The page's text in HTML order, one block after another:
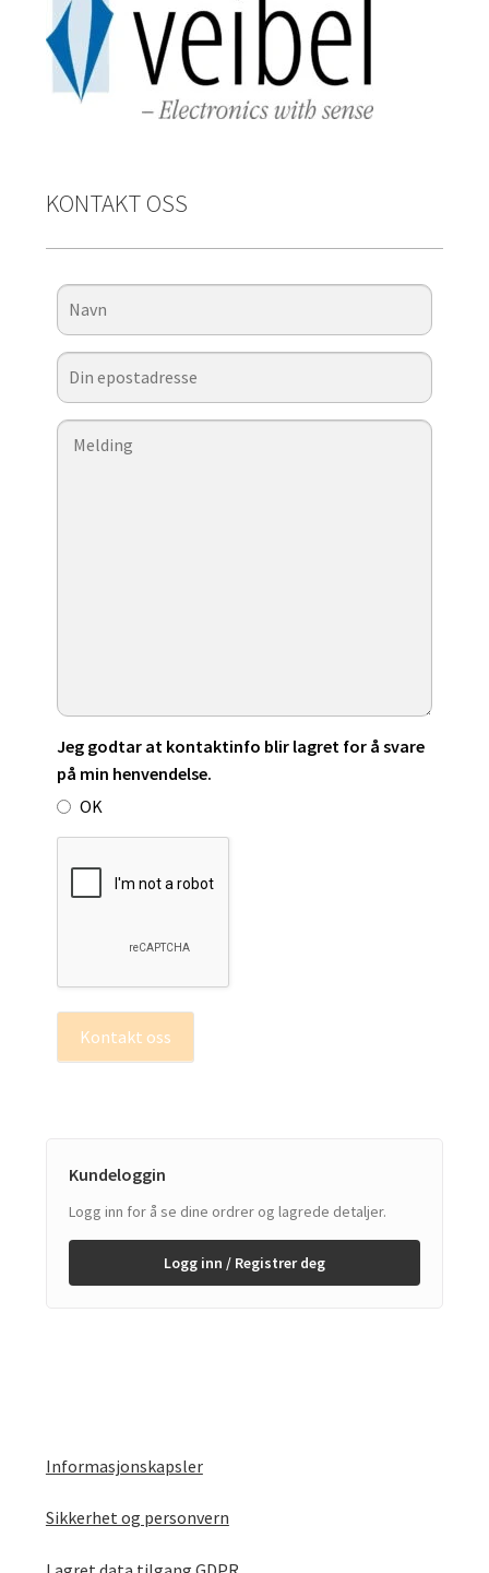
KONTAKT OSS
Jeg godtar at kontaktinfo blir lagret for å svare
på min henvendelse.
OK
Kontakt oss
Kundeloggin
Logg inn for å se dine ordrer og lagrede detaljer.
Logg inn / Registrer deg
Informasjonskapsler
Sikkerhet og personvern